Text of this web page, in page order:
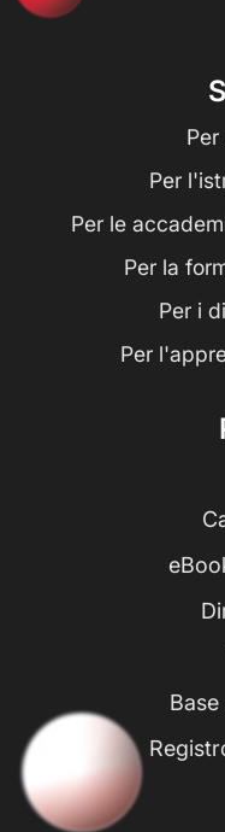
Per
Per le
Per la
Per i
Per